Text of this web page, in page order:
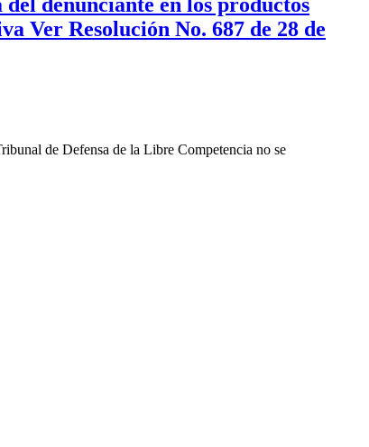
Ver Resolución No. 687 de 28 de
de Defensa de la Libre Competencia no se